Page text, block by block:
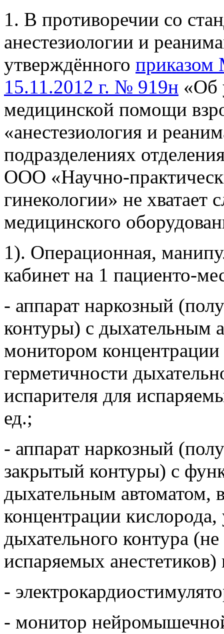
1. В противоречии со
анестезиологии и
утверждённого приказом
15.11.2012 г. № 919н «Об
медицинской помощи
«анестезиология и
подразделениях
ООО «Научно-
гинекологии» не
медицинского
1). Операционная,
кабинет на 1 пациенто-
- аппарат наркозный
контуры) с дыхательным
монитором концентрации
герметичности
испарителя для
ед.;
- аппарат наркозный
закрытый контуры) с
дыхательным
концентрации
дыхательного контура
испаряемых анестетиков)
-
- монитор